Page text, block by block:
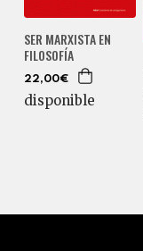
SER MARXISTA EN
FILOSOFÍA
22,00€
disponible